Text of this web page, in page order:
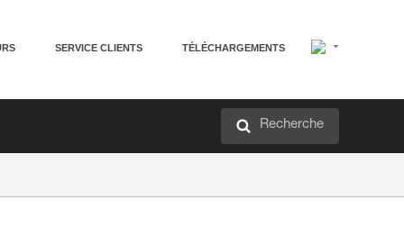
SERVICE CLIENTS TÉLÉCHARGEMENTS
Recherche